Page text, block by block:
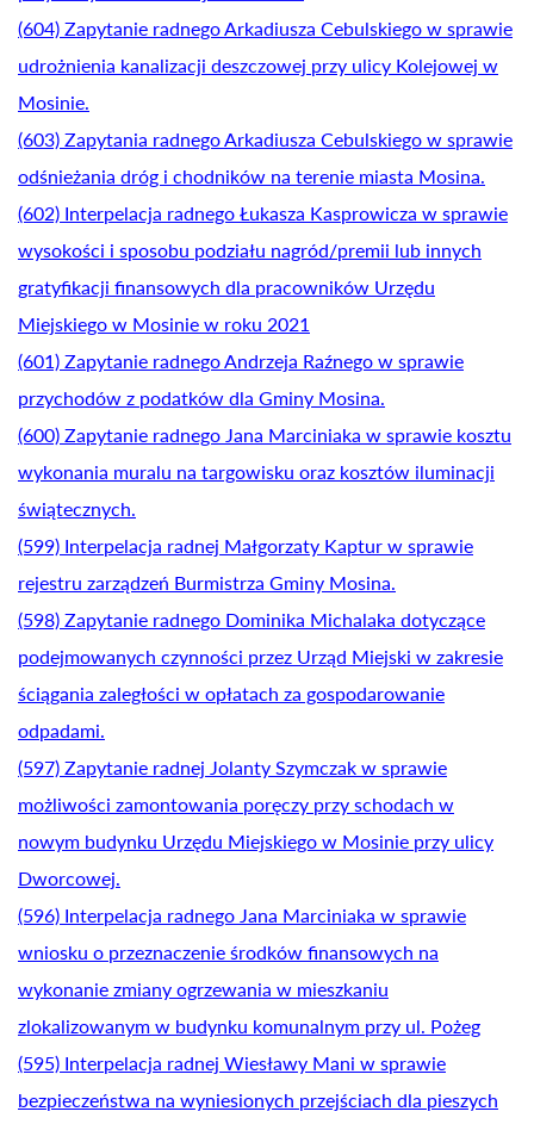
(604) Zapytanie radnego Arkadiusza Cebulskiego w sprawie
udrożnienia kanalizacji deszczowej przy ulicy Kolejowej w
Mosinie.
(603) Zapytania radnego Arkadiusza Cebulskiego w sprawie
odśnieżania dróg i chodników na terenie miasta Mosina.
(602) Interpelacja radnego Łukasza Kasprowicza w sprawie
wysokości i sposobu podziału nagród/premii lub innych
gratyfikacji finansowych dla pracowników Urzędu
Miejskiego w Mosinie w roku 2021
(601) Zapytanie radnego Andrzeja Raźnego w sprawie
przychodów z podatków dla Gminy Mosina.
(600) Zapytanie radnego Jana Marciniaka w sprawie kosztu
wykonania muralu na targowisku oraz kosztów iluminacji
świątecznych.
(599) Interpelacja radnej Małgorzaty Kaptur w sprawie
rejestru zarządzeń Burmistrza Gminy Mosina.
(598) Zapytanie radnego Dominika Michalaka dotyczące
podejmowanych czynności przez Urząd Miejski w zakresie
ściągania zaległości w opłatach za gospodarowanie
odpadami.
(597) Zapytanie radnej Jolanty Szymczak w sprawie
możliwości zamontowania poręczy przy schodach w
nowym budynku Urzędu Miejskiego w Mosinie przy ulicy
Dworcowej.
(596) Interpelacja radnego Jana Marciniaka w sprawie
wniosku o przeznaczenie środków finansowych na
wykonanie zmiany ogrzewania w mieszkaniu
zlokalizowanym w budynku komunalnym przy ul. Pożeg
(595) Interpelacja radnej Wiesławy Mani w sprawie
bezpieczeństwa na wyniesionych przejściach dla pieszych